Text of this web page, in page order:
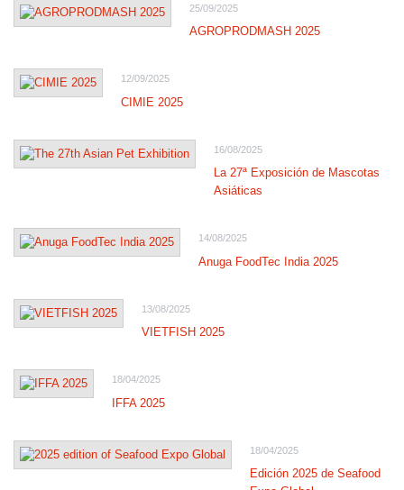
25/09/2025
AGROPRODMASH 2025
12/09/2025
CIMIE 2025
16/08/2025
La 27ª Exposición de Mascotas
Asiáticas
14/08/2025
Anuga FoodTec India 2025
13/08/2025
VIETFISH 2025
18/04/2025
IFFA 2025
18/04/2025
Edición 2025 de Seafood